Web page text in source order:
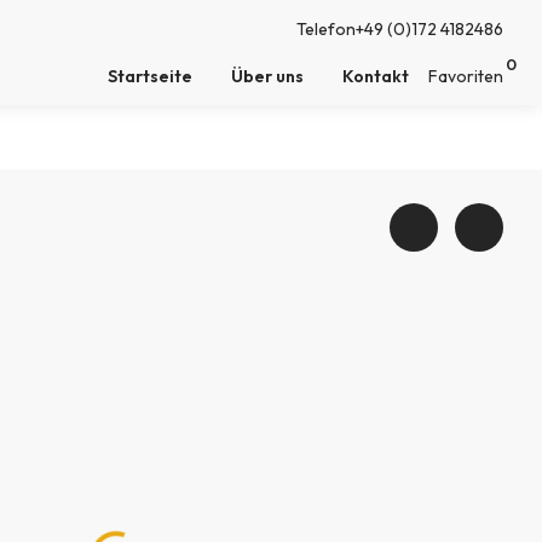
Telefon+49 (0)172 4182486
Startseite Über uns Kontakt Favoriten
0